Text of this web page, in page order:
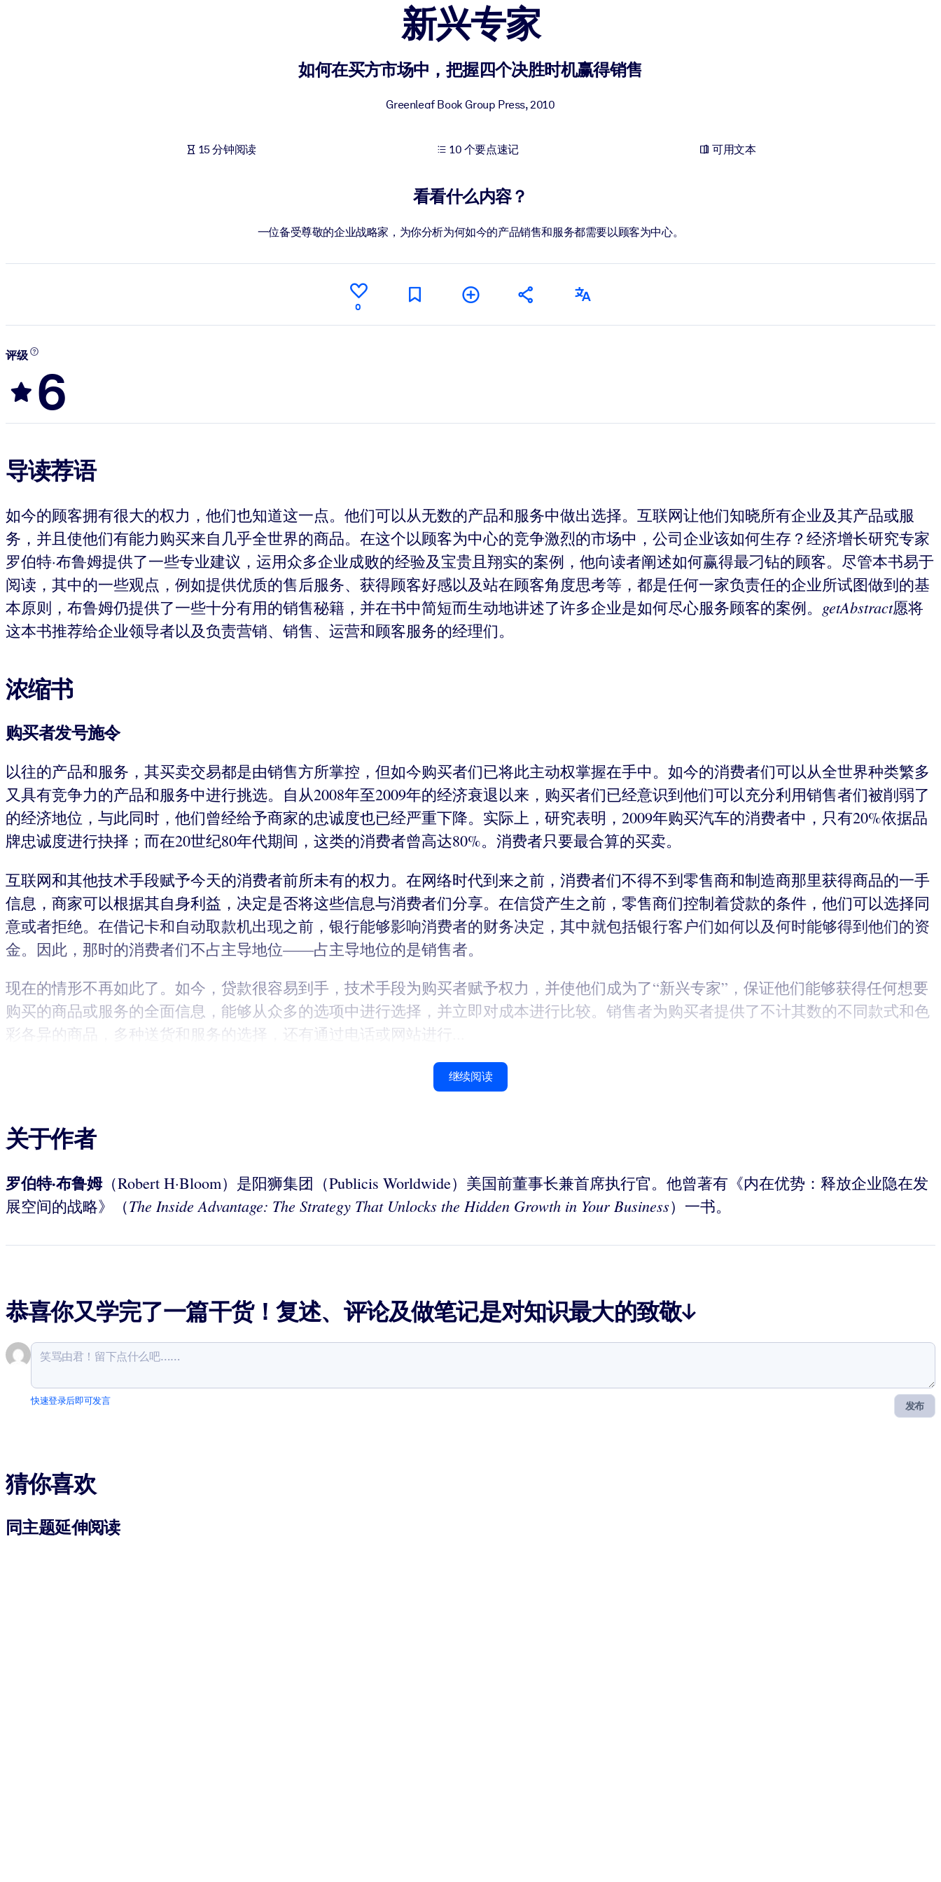
利用可靠、结构化的知识为您的人工智能系统提供动力，以改善输出结果。
新兴专家
如何在买方市场中，把握四个决胜时机赢得销售
Greenleaf Book Group Press,2010
15 分钟阅读 10 个要点速记 可用文本
看看什么内容？
一位备受尊敬的企业战略家，为你分析为何如今的产品销售和服务都需要以顾客为中心。
0
评级
6
导读荐语
如今的顾客拥有很大的权力，他们也知道这一点。他们可以从无数的产品和服务中做出选择。互联网让他们知晓所有企业及其产品或服
务，并且使他们有能力购买来自几乎全世界的商品。在这个以顾客为中心的竞争激烈的市场中，公司企业该如何生存？经济增长研究专家
罗伯特·布鲁姆提供了一些专业建议，运用众多企业成败的经验及宝贵且翔实的案例，他向读者阐述如何赢得最刁钻的顾客。尽管本书易于
阅读，其中的一些观点，例如提供优质的售后服务、获得顾客好感以及站在顾客角度思考等，都是任何一家负责任的企业所试图做到的基
本原则，布鲁姆仍提供了一些十分有用的销售秘籍，并在书中简短而生动地讲述了许多企业是如何尽心服务顾客的案例。 getAbstract愿将
这本书推荐给企业领导者以及负责营销、销售、运营和顾客服务的经理们。
浓缩书
购买者发号施令
以往的产品和服务，其买卖交易都是由销售方所掌控，但如今购买者们已将此主动权掌握在手中。如今的消费者们可以从全世界种类繁多
又具有竞争力的产品和服务中进行挑选。自从2008年至2009年的经济衰退以来，购买者们已经意识到他们可以充分利用销售者们被削弱了
的经济地位，与此同时，他们曾经给予商家的忠诚度也已经严重下降。实际上，研究表明，2009年购买汽车的消费者中，只有20%依据品
牌忠诚度进行抉择；而在20世纪80年代期间，这类的消费者曾高达80%。消费者只要最合算的买卖。
互联网和其他技术手段赋予今天的消费者前所未有的权力。在网络时代到来之前，消费者们不得不到零售商和制造商那里获得商品的一手
信息，商家可以根据其自身利益，决定是否将这些信息与消费者们分享。在信贷产生之前，零售商们控制着贷款的条件，他们可以选择同
意或者拒绝。在借记卡和自动取款机出现之前，银行能够影响消费者的财务决定，其中就包括银行客户们如何以及何时能够得到他们的资
金。因此，那时的消费者们不占主导地位——占主导地位的是销售者。
现在的情形不再如此了。如今，贷款很容易到手，技术手段为购买者赋予权力，并使他们成为了“新兴专家”，保证他们能够获得任何想要
购买的商品或服务的全面信息，能够从众多的选项中进行选择，并立即对成本进行比较。销售者为购买者提供了不计其数的不同款式和色
彩各异的商品，多种送货和服务的选择，还有通过电话或网站进行...
继续阅读
关于作者
罗伯特·布鲁姆（Robert H·Bloom）是阳狮集团（Publicis Worldwide）美国前董事长兼首席执行官。他曾著有《内在优势：释放企业隐在发
展空间的战略》（The Inside Advantage: The Strategy That Unlocks the Hidden Growth in Your Business）一书。
恭喜你又学完了一篇干货！复述、评论及做笔记是对知识最大的致敬↓
发布
快速登录后即可发言
猜你喜欢
同主题延伸阅读